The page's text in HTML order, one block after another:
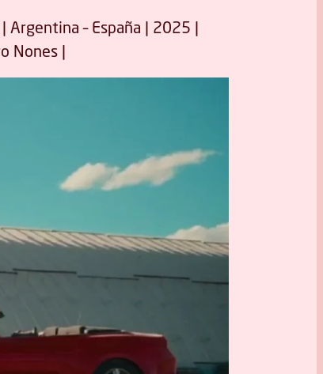
Argentina – España | 2025 |
Nones |